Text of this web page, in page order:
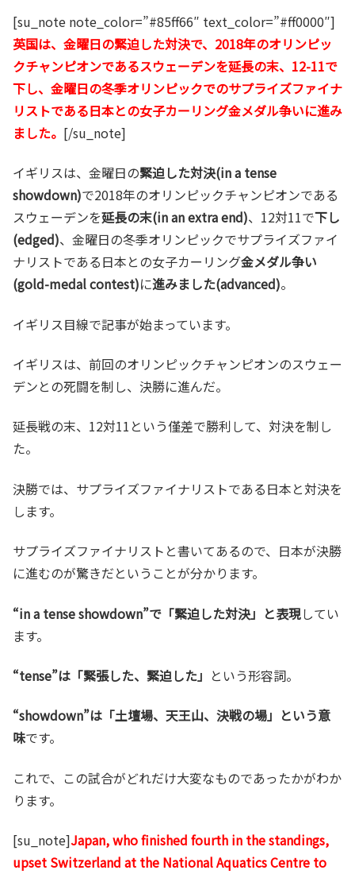
[su_note note_color=”#85ff66″ text_color=”#ff0000″]
英国は、金曜日の緊迫した対決で、2018年のオリンピッ
クチャンピオンであるスウェーデンを延長の末、12-11で
下し、金曜日の冬季オリンピックでのサプライズファイナ
リストである日本との女子カーリング金メダル争いに進み
ました。 [/su_note]
イギリスは、金曜日の緊迫した対決(in a tense
showdown)で2018年のオリンピックチャンピオンである
スウェーデンを延長の末(in an extra end)、12対11で下し
(edged)、金曜日の冬季オリンピックでサプライズファイ
ナリストである日本との女子カーリング金メダル争い
(gold-medal contest)に進みました(advanced)。
イギリス目線で記事が始まっています。
イギリスは、前回のオリンピックチャンピオンのスウェー
デンとの死闘を制し、決勝に進んだ。
延長戦の末、12対11という僅差で勝利して、対決を制し
た。
決勝では、サプライズファイナリストである日本と対決を
します。
サプライズファイナリストと書いてあるので、日本が決勝
に進むのが驚きだということが分かります。
“in a tense showdown”で「緊迫した対決」と表現してい
ます。
“tense”は「緊張した、緊迫した」 という形容詞。
“showdown”は「土壇場、天王山、決戦の場」という意
味です。
これで、この試合がどれだけ大変なものであったかがわか
ります。
[su_note]Japan, who finished fourth in the standings,
upset Switzerland at the National Aquatics Centre to